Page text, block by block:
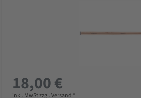
18,00 €
inkl. MwSt zzgl. Versand *